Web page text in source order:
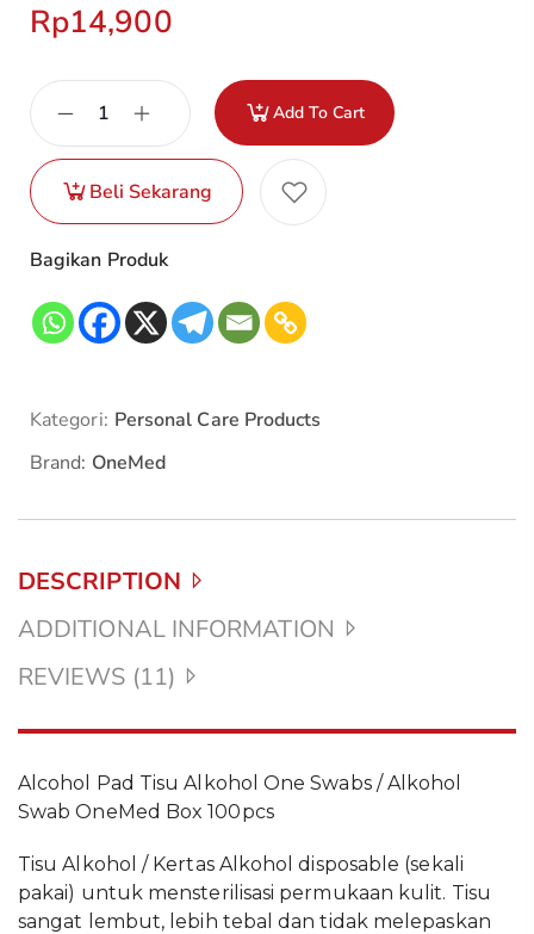
Rp14,900
Add To Cart
Beli Sekarang
Bagikan Produk
Kategori: Personal Care Products
Brand: OneMed
DESCRIPTION
ADDITIONAL INFORMATION
REVIEWS (11)
Alcohol Pad Tisu Alkohol One Swabs / Alkohol
Swab OneMed Box 100pcs
Tisu Alkohol / Kertas Alkohol disposable (sekali
pakai) untuk mensterilisasi permukaan kulit. Tisu
sangat lembut, lebih tebal dan tidak melepaskan